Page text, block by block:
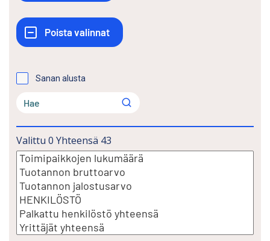
Sanan alusta
Valittu 0 Yhteensä 43